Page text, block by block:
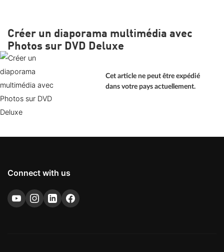
Créer un diaporama multimédia avec
Photos sur DVD Deluxe
Cet article ne peut être expédié
dans votre pays actuellement.
Connect with us